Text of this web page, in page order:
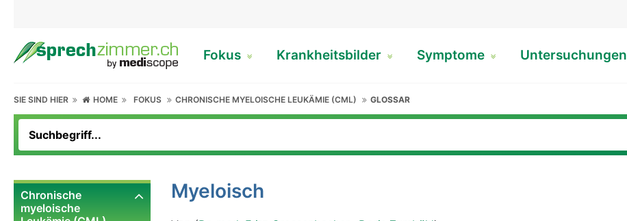
Fokus Krankheitsbilder Symptome Untersuchungen
SIE SIND HIER HOME FOKUS CHRONISCHE MYELOISCHE LEUKÄMIE (CML) GLOSSAR
Chronische
myeloische
Myeloisch